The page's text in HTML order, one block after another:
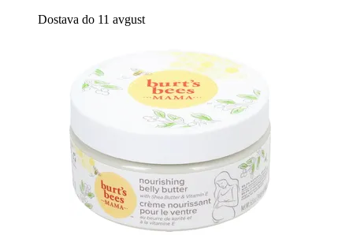
Dostava do 11 avgust